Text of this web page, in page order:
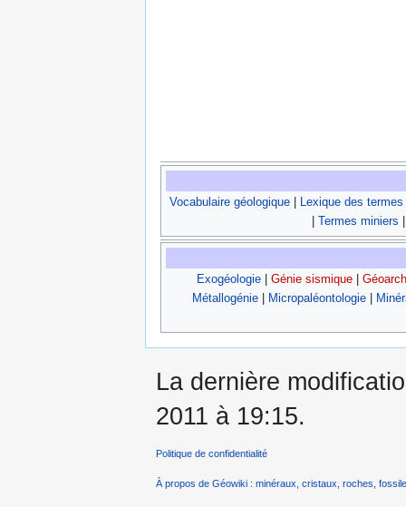
Vocabulaire géologique|
Lexique des
Termes miniers
Exogéologie| Génie sismique|
Métallogénie| Micropaléontologie|
La dernière
2011 à 19:15.
Politique de confidentialité
À propos de Géowiki : minéraux, cristaux, roches,